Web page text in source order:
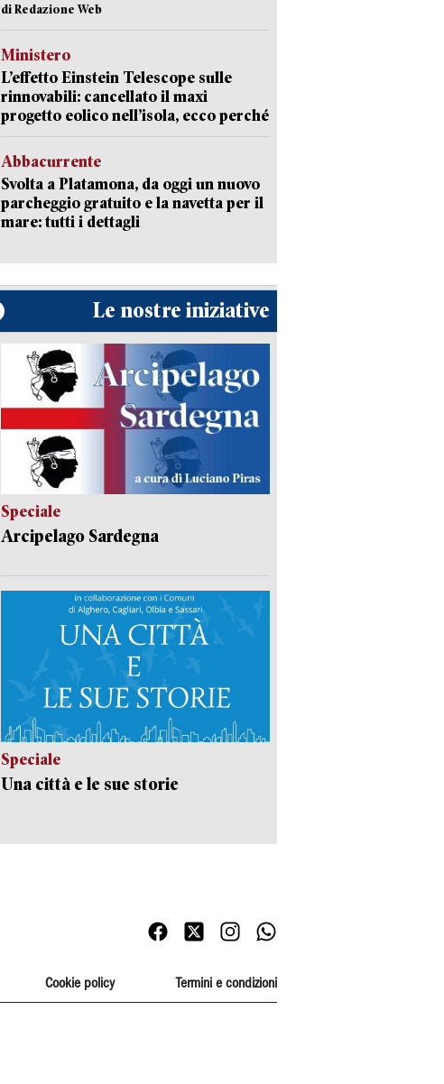
di Redazione Web
Ministero
L’effetto Einstein Telescope sulle
rinnovabili: cancellato il maxi
progetto eolico nell’isola, ecco perché
Abbacurrente
Svolta a Platamona, da oggi un nuovo
parcheggio gratuito e la navetta per il
mare: tutti i dettagli
Le nostre iniziative
Speciale
Arcipelago Sardegna
Speciale
Una città e le sue storie
Cookie policy Termini e condizioni